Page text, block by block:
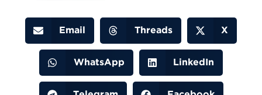
Email Threads X
WhatsApp LinkedIn